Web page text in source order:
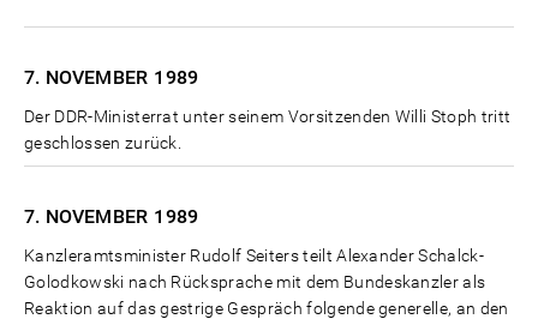
7. NOVEMBER 1989
Der DDR-Ministerrat unter seinem Vorsitzenden Willi Stoph tritt
geschlossen zurück.
7. NOVEMBER 1989
Kanzleramtsminister Rudolf Seiters teilt Alexander Schalck-
Golodkowski nach Rücksprache mit dem Bundeskanzler als
Reaktion auf das gestrige Gespräch folgende generelle, an den